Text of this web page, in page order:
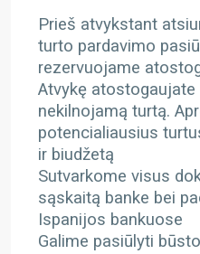
Prieš atvykstant
turto pardavimo
rezervuojame
Atvykę atostogaujate
nekilnojamą turtą.
potencialiausius
ir biudžetą
Sutvarkome visus
sąskaitą banke bei
Ispanijos bankuose
Galime pasiūlyti